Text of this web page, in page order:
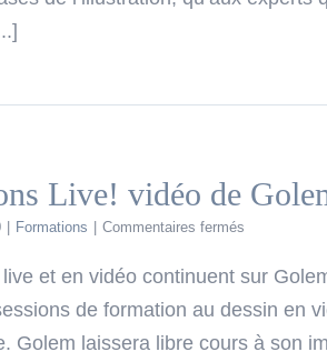
Live! vidéo de
Formations Commentaires fermés
formations
vidéo
de
Golem
et en vidéo continuent sur
de formation au dessin en
Golem laissera libre cours à son